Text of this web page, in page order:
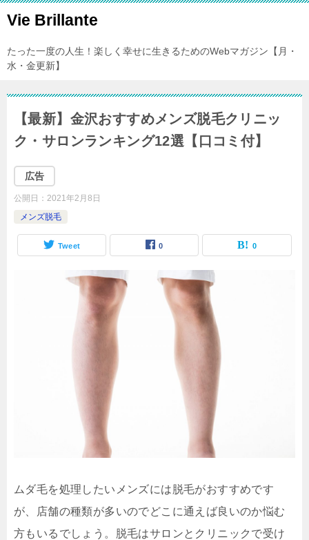
Vie Brillante
たった一度の人生！楽しく幸せに生きるためのWebマガジン【月・
水・金更新】
【最新】金沢おすすめメンズ脱毛クリニッ
ク・サロンランキング12選【口コミ付】
広告
公開日： 2021年2月8日
メンズ脱毛
Tweet 0 0
ムダ毛を処理したいメンズには脱毛がおすすめです
が、店舗の種類が多いのでどこに通えば良いのか悩む
方もいるでしょう。脱毛はサロンとクリニックで受け